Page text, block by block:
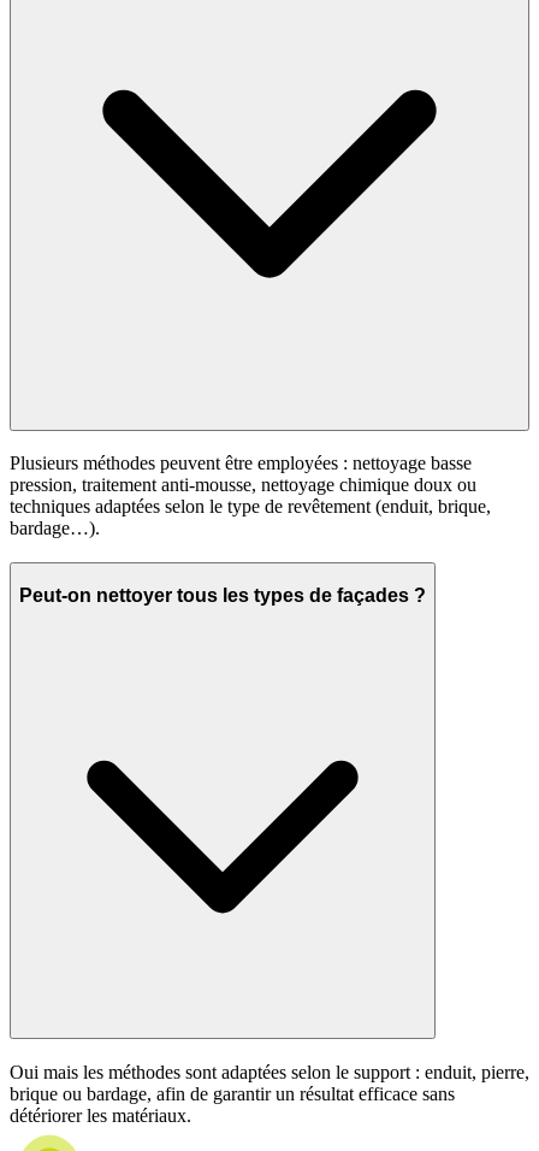
Plusieurs méthodes peuvent être employées : nettoyage basse
pression, traitement anti-mousse, nettoyage chimique doux ou
techniques adaptées selon le type de revêtement (enduit, brique,
bardage…).
Peut-on nettoyer tous les types de façades ?
Oui mais les méthodes sont adaptées selon le support : enduit, pierre,
brique ou bardage, afin de garantir un résultat efficace sans
détériorer les matériaux.